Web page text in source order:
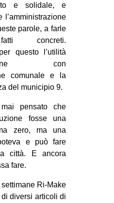
e solidale, e
l’amministrazione
parole, a farle
concreti.
questo l’utilità
con
comunale e la
del municipio 9.
pensato che
fosse una
zero, ma una
e può fare
città. E ancora
fare.
settimane Ri-Make
diversi articoli di